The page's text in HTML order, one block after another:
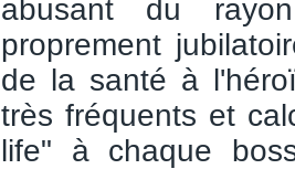
abusant du
proprement
de la santé à
très fréquents et
life" à chaque